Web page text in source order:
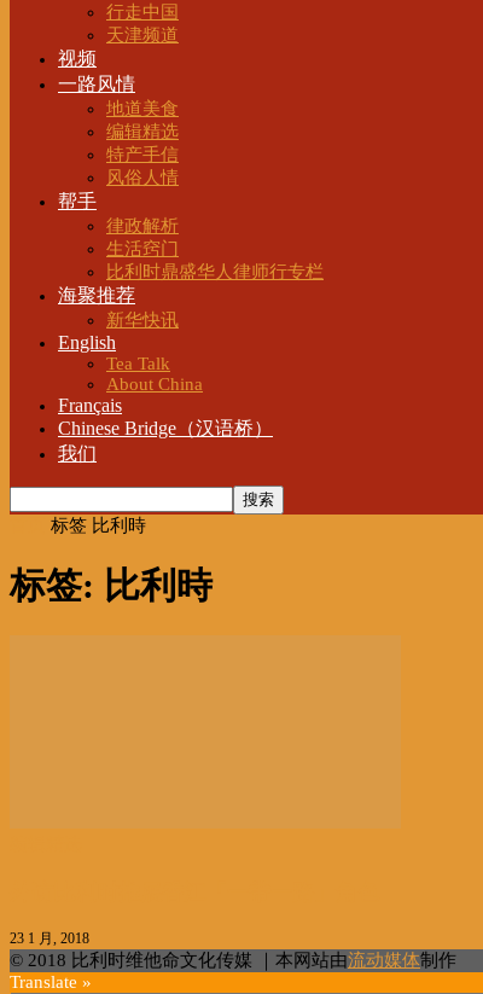
行走中国
天津频道
视频
一路风情
地道美食
编辑精选
特产手信
风俗人情
帮手
律政解析
生活窍门
比利时鼎盛华人律师行专栏
海聚推荐
新华快讯
English
Tea Talk
About China
Français
Chinese Bridge（汉语桥）
我们
标签 比利時
标签: 比利時
23 1 月, 2018
© 2018 比利时维他命文化传媒 ｜本网站由流动媒体制作
Translate »